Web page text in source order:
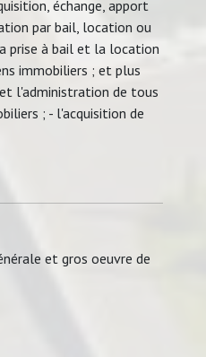
échange, apport
par bail, location ou
prise à bail et la location
immobiliers ; et plus
l'administration de tous
; - l'acquisition de
et gros oeuvre de